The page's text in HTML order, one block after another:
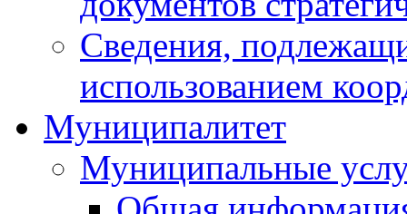
Сведения,
использованием
Муниципалитет
Муниципальные